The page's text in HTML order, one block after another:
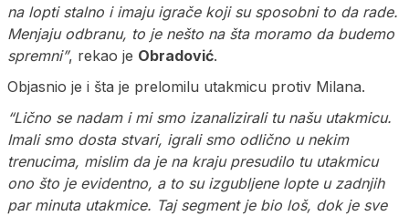
na lopti stalno i imaju igrače koji su sposobni to da rade.
Menjaju odbranu, to je nešto na šta moramo da budemo
spremni”, rekao je Obradović.
Objasnio je i šta je prelomilu utakmicu protiv Milana.
“Lično se nadam i mi smo izanalizirali tu našu utakmicu.
Imali smo dosta stvari, igrali smo odlično u nekim
trenucima, mislim da je na kraju presudilo tu utakmicu
ono što je evidentno, a to su izgubljene lopte u zadnjih
par minuta utakmice. Taj segment je bio loš, dok je sve